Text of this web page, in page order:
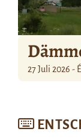
27 Juli 2026 -